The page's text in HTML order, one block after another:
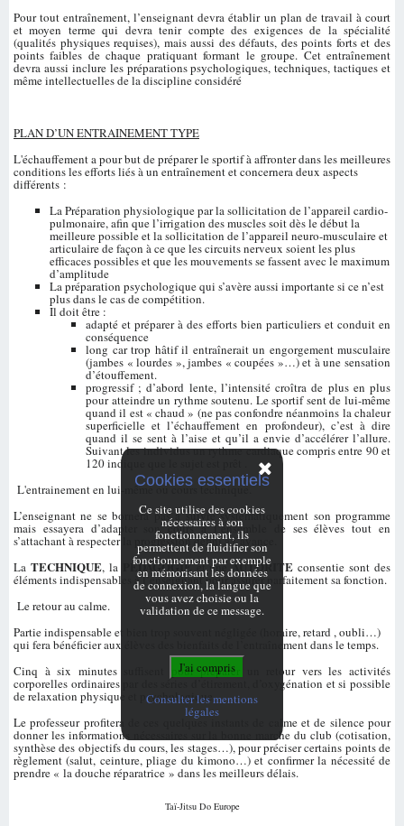
Pour tout entraînement, l’enseignant devra établir un plan de travail à court
et moyen terme qui devra tenir compte des exigences de la spécialité
(qualités physiques requises), mais aussi des défauts, des points forts et des
points faibles de chaque pratiquant formant le groupe. Cet entraînement
devra aussi inclure les préparations psychologiques, techniques, tactiques et
même intellectuelles de la discipline considéré
PLAN D’UN ENTRAINEMENT TYPE
L'échauffement a pour but de préparer le sportif à affronter dans les meilleures
conditions les efforts liés à un entraînement et concernera deux aspects
différents :
La Préparation physiologique par la sollicitation de l’appareil cardio-
pulmonaire, afin que l’irrigation des muscles soit dès le début la
meilleure possible et la sollicitation de l’appareil neuro-musculaire et
articulaire de façon à ce que les circuits nerveux soient les plus
efficaces possibles et que les mouvements se fassent avec le maximum
d’amplitude
La préparation psychologique qui s’avère aussi importante si ce n’est
plus dans le cas de compétition.
Il doit être :
adapté et préparer à des efforts bien particuliers et conduit en
conséquence
long car trop hâtif il entraînerait un engorgement musculaire
(jambes « lourdes », jambes « coupées »…) et à une sensation
d’étouffement.
progressif ; d’abord lente, l’intensité croîtra de plus en plus
pour atteindre un rythme soutenu. Le sportif sent de lui-même
quand il est « chaud » (ne pas confondre néanmoins la chaleur
superficielle et l’échauffement en profondeur), c’est à dire
quand il se sent à l’aise et qu’il a envie d’accélérer l’allure.
Suivant les individus un rythme cardiaque compris entre 90 et
120 indique que le sujet est prêt .
L'entrainement en lui-même ou cours technique.
L’enseignant ne se bornera pas à suivre systématiquement son programme
mais essayera d’adapter son cours à l’ensemble de ses élèves tout en
s’attachant à respecter la progression défini à l’avance.
La TECHNIQUE, la PEDAGOGIEet uneAUTORITE consentie sont des
éléments indispensables à l’enseignant pour assurer parfaitement sa fonction.
Le retour au calme.
Partie indispensable et bien trop souvent négligée (horaire, retard , oubli…)
qui fera bénéficier aux élèves des bienfaits de l’entraînement dans le temps.
Cinq à six minutes suffisent pour préparer un retour vers les activités
corporelles ordinaires par des séries d’étirement, d’oxygénation et si possible
de relaxation physique et psychologique.
Le professeur profitera de ces quelques instants de calme et de silence pour
donner les informations nécessaires sur la bonne marche du club (cotisation,
synthèse des objectifs du cours, les stages…), pour préciser certains points de
règlement (salut, ceinture, pliage du kimono…) et confirmer la nécessité de
prendre « la douche réparatrice » dans les meilleurs délais.
Taï-Jitsu Do Europe
Cookies essentiels
Ce site utilise des cookies
nécessaires à son
fonctionnement, ils
permettent de fluidifier son
fonctionnement par exemple
en mémorisant les données
de connexion, la langue que
vous avez choisie ou la
validation de ce message.
Consulter les mentions
légales